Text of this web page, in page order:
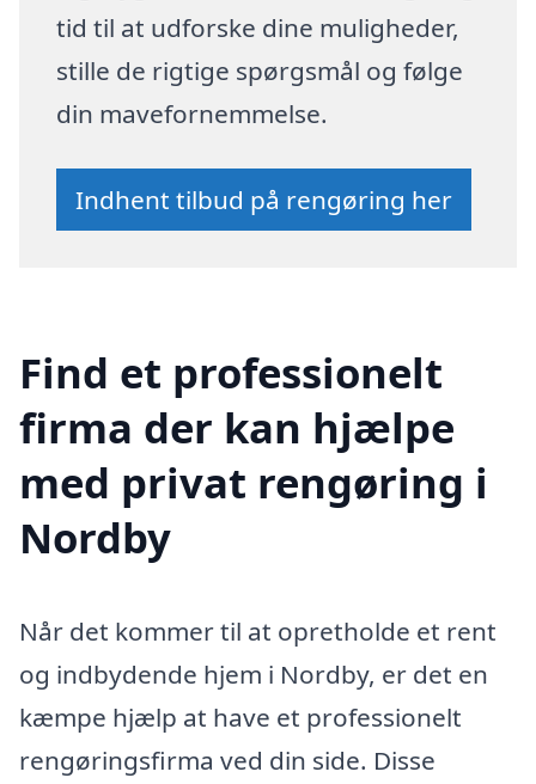
tid til at udforske dine muligheder,
stille de rigtige spørgsmål og følge
din mavefornemmelse.
Indhent tilbud på rengøring her
Find et professionelt
firma der kan hjælpe
med privat rengøring i
Nordby
Når det kommer til at opretholde et rent
og indbydende hjem i Nordby, er det en
kæmpe hjælp at have et professionelt
rengøringsfirma ved din side. Disse